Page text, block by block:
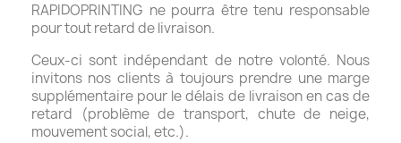
RAPIDOPRINTING ne pourra être tenu responsable
pour tout retard de livraison.
Ceux-ci sont indépendant de notre volonté. Nous
invitons nos clients à toujours prendre une marge
supplémentaire pour le délais de livraison en cas de
retard (problème de transport, chute de neige,
mouvement social, etc.).